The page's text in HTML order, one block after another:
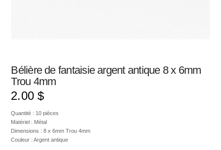
Bélière de fantaisie argent antique 8 x 6mm
Trou 4mm
2.00 $
Quantité : 10 pièces
Matériel : Métal
Dimensions : 8 x 6mm Trou 4mm
Couleur : Argent antique